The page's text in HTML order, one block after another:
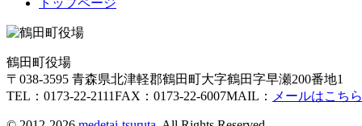
トップページ
鶴田町役場
〒038-3595 青森県北津軽郡鶴田町大字鶴田字早瀬200番地1
TEL：0173-22-2111FAX：0173-22-6007MAIL： メールはこち